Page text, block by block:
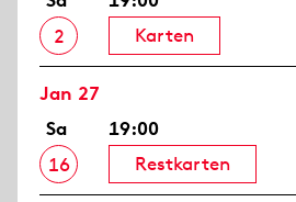
2
Karten
Jan 27
Sa
16
19:00
Restkarten